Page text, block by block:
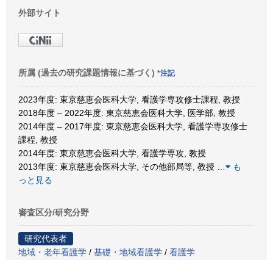
外部サイト
所属 (過去の研究課題情報に基づく) *注記
2023年度: 東京慈恵会医科大学, 看護学専攻修士課程, 教授
2018年度 – 2022年度: 東京慈恵会医科大学, 医学部, 教授
2014年度 – 2017年度: 東京慈恵会医科大学, 看護学専攻修士
課程, 教授
2014年度: 東京慈恵会医科大学, 看護学専攻, 教授
2013年度: 東京慈恵会医科大学, その他部局等, 教授
も
っと見る
審査区分/研究分野
研究代表者
地域・老年看護学 / 基礎・地域看護学 / 看護学